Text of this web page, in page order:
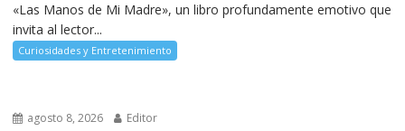
«Las Manos de Mi Madre», un libro profundamente emotivo que
invita al lector...
Curiosidades y Entretenimiento
agosto 8, 2026 Editor